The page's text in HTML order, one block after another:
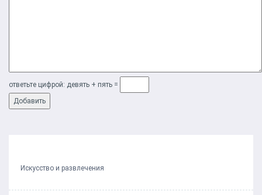
ответьте цифрой: дeвять + пять =
Искусство и развлечения